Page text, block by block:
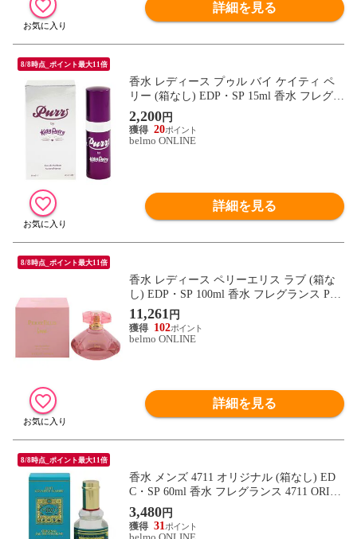
詳細を見る
8/8時点_ポイント最大11倍
香水 レディース プゥル バイ ケイティ ペ
リー (箱なし) EDP・SP 15ml 香水 フレグラ
ンス KATY PERRY PURR 新品 未使用
2,200円
20
belmo ONLINE
詳細を見る
8/8時点_ポイント最大11倍
香水 レディース ペリーエリス ラブ (箱な
し) EDP・SP 100ml 香水 フレグランス PER
RY ELLIS LOVE 新品 未使用
11,261 円
102
belmo ONLINE
詳細を見る
8/8時点_ポイント最大11倍
香水 メンズ 4711 オリジナル (箱なし) ED
C・SP 60ml 香水 フレグランス 4711 ORIGI
NAL 新品 未使用
3,480円
31